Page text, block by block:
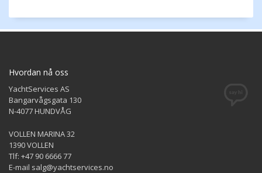
Hvordan nå oss
YachtServices AS
Bangarvågsgata 130
N-4077 HUNDVÅG
VOLLEN MARINA 32
1390 VOLLEN
Tlf: +47 90 6666 77
E-mail salg@yachtservices.no